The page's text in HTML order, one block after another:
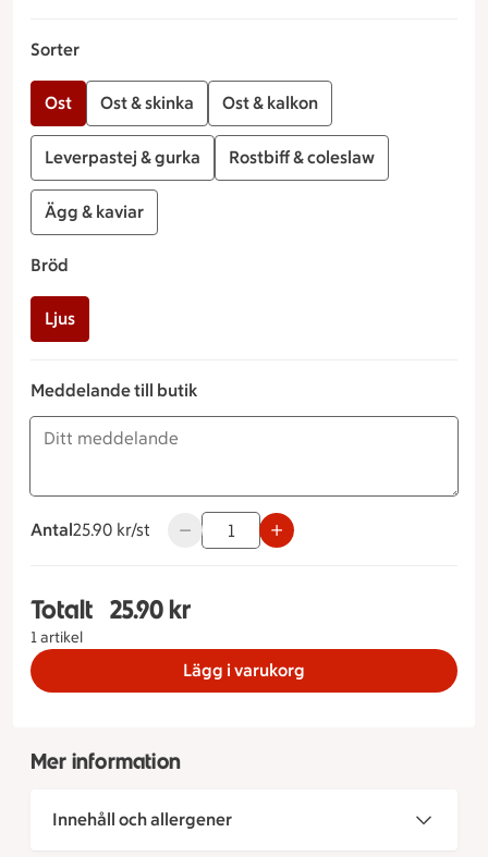
Sorter
Ost Ost & skinka Ost & kalkon
Leverpastej & gurka Rostbiff & coleslaw
Ägg & kaviar
Bröd
Ljus
Meddelande till butik
Antal
25.90 kronor styck
25.90 kr/st Använd knapparna för att minska eller
Totalt
1 artikel
Totalt 1 stycken Frallor Sorter Ost, Bröd Ljus,
25.90 kr
Lägg i varukorg
Mer information
Innehåll och allergener